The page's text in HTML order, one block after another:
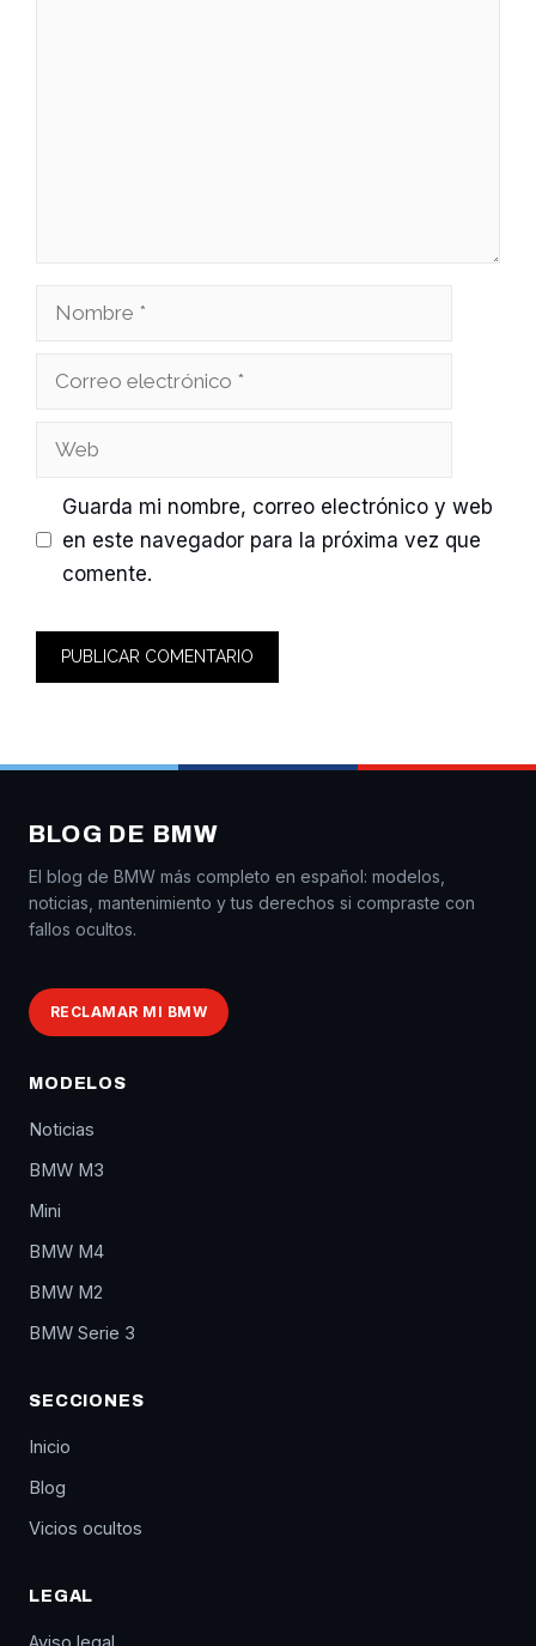
Nombre
Correo
Web
Guarda mi nombre, correo electrónico y web
en este navegador para la próxima vez que
comente.
BLOG DE BMW
El blog de BMW más completo en español: modelos,
noticias, mantenimiento y tus derechos si compraste con
fallos ocultos.
RECLAMAR MI BMW
MODELOS
Noticias
BMW M3
Mini
BMW M4
BMW M2
BMW Serie 3
SECCIONES
Inicio
Blog
Vicios ocultos
LEGAL
Aviso legal